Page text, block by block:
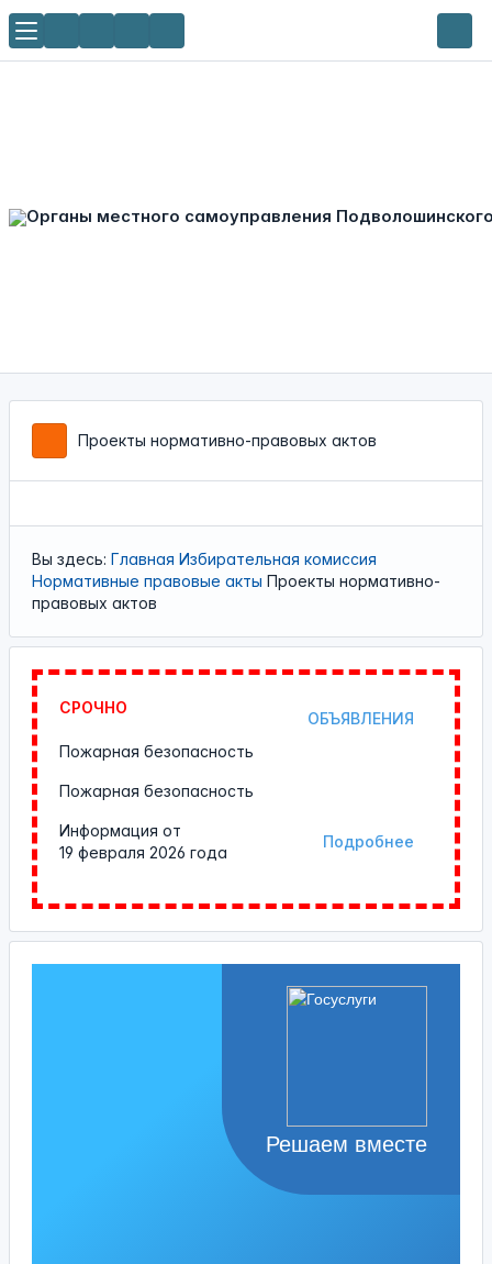
Проекты нормативно-правовых актов
Вы здесь: Главная Избирательная комиссия
Нормативные правовые акты Проекты нормативно-
правовых актов
СРОЧНО
ОБЪЯВЛЕНИЯ
Пожарная безопасность
Пожарная безопасность
Подробнее
Информация от
19 февраля 2026 года
Решаем вместе